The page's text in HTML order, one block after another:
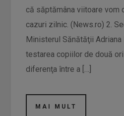
că săptămâna viitoare vom
cazuri zilnic. (News.ro) 2.
Ministerul Sănătăţii
testarea copiilor de două
diferenţa între a […]
MAI MULT